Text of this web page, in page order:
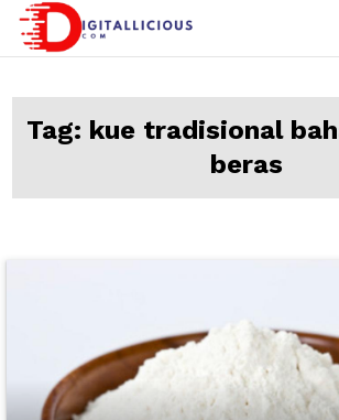
Skip
Information
Tag: kue tradisional
beras